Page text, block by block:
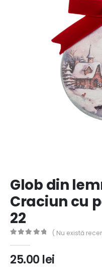
Glob din
Craciun cu
22
( Nu există
25.00 lei